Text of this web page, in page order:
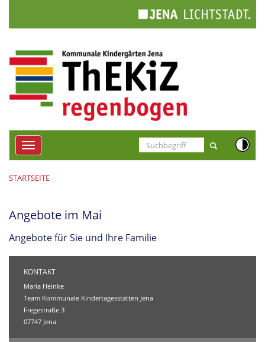
Toggle
navigation
STARTSEITE
Angebote im Mai
Angebote für Sie und Ihre Familie
KONTAKT
Maria Heinke
Team Kommunale Kindertagesstätten Jena
Fregestraße 3
07747 Jena